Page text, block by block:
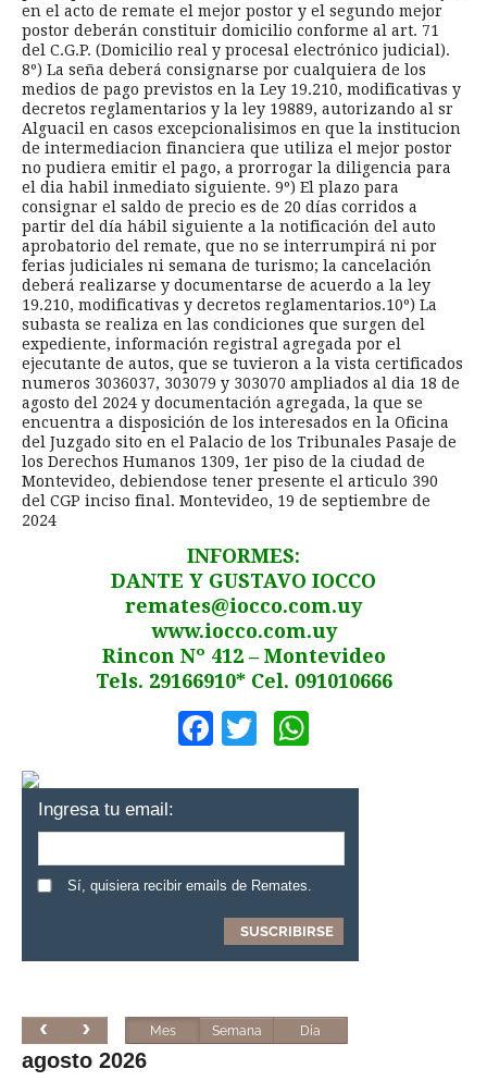
en el acto de remate el mejor postor y el segundo mejor
postor deberán constituir domicilio conforme al art. 71
del C.G.P. (Domicilio real y procesal electrónico judicial).
8º) La seña deberá consignarse por cualquiera de los
medios de pago previstos en la Ley 19.210, modificativas y
decretos reglamentarios y la ley 19889, autorizando al sr
Alguacil en casos excepcionalisimos en que la institucion
de intermediacion financiera que utiliza el mejor postor
no pudiera emitir el pago, a prorrogar la diligencia para
el dia habil inmediato siguiente. 9º) El plazo para
consignar el saldo de precio es de 20 días corridos a
partir del día hábil siguiente a la notificación del auto
aprobatorio del remate, que no se interrumpirá ni por
ferias judiciales ni semana de turismo; la cancelación
deberá realizarse y documentarse de acuerdo a la ley
19.210, modificativas y decretos reglamentarios.10º) La
subasta se realiza en las condiciones que surgen del
expediente, información registral agregada por el
ejecutante de autos, que se tuvieron a la vista certificados
numeros 3036037, 303079 y 303070 ampliados al dia 18 de
agosto del 2024 y documentación agregada, la que se
encuentra a disposición de los interesados en la Oficina
del Juzgado sito en el Palacio de los Tribunales Pasaje de
los Derechos Humanos 1309, 1er piso de la ciudad de
Montevideo, debiendose tener presente el articulo 390
del CGP inciso final. Montevideo, 19 de septiembre de
2024
INFORMES:
DANTE Y GUSTAVO IOCCO
remates@iocco.com.uy
www.iocco.com.uy
Rincon Nº 412 – Montevideo
Tels. 29166910* Cel. 091010666
Facebook
Twitter
Ingresa tu email:
Sí, quisiera recibir emails de Remates.
Mes Semana Día
agosto 2026